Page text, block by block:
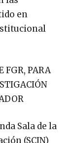
en
FGR, PARA
Sala de la
(SCJN)